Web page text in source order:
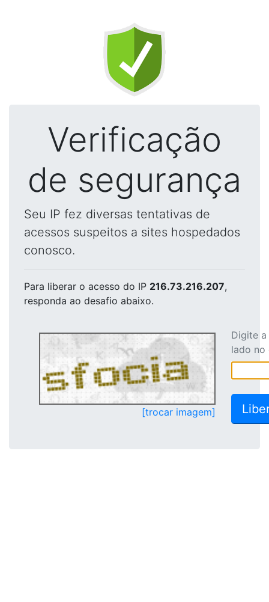
Verificação
de segurança
Seu IP fez diversas tentativas de
acessos suspeitos a sites hospedados
conosco.
Para liberar o acesso do IP 216.73.216.207,
responda ao desafio abaixo.
[trocar imagem]
Digite
lado no